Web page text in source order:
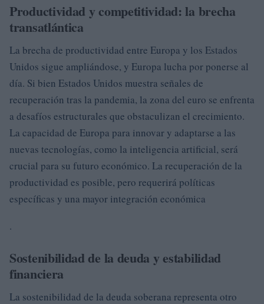
Productividad y competitividad: la brecha
transatlántica
La brecha de productividad entre Europa y los Estados
Unidos sigue ampliándose, y Europa lucha por ponerse al
día. Si bien Estados Unidos muestra señales de
recuperación tras la pandemia, la zona del euro se enfrenta
a desafíos estructurales que obstaculizan el crecimiento.
La capacidad de Europa para innovar y adaptarse a las
nuevas tecnologías, como la inteligencia artificial, será
crucial para su futuro económico. La recuperación de la
productividad es posible, pero requerirá políticas
específicas y una mayor integración económica
.
Sostenibilidad de la deuda y estabilidad
financiera
La sostenibilidad de la deuda soberana representa otro